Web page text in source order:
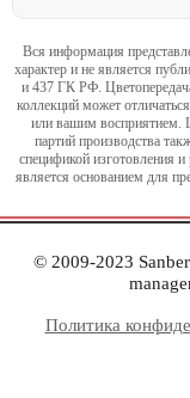
Вся информация
характер и не является
и 437 ГК РФ.
коллекций может
или вашим восприятием.
партий производства
спецификой изготовления
является основанием для
© 2009-2023
Политика